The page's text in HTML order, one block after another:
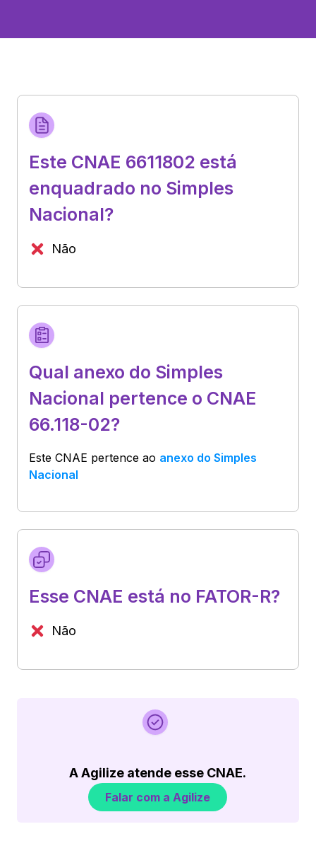
Este CNAE 6611802 está
enquadrado no Simples
Nacional?
Não
Qual anexo do Simples
Nacional pertence o CNAE
66.118-02?
Este CNAE pertence ao anexo do Simples
Nacional
Esse CNAE está no FATOR-R?
Não
A Agilize atende esse CNAE.
Falar com a Agilize